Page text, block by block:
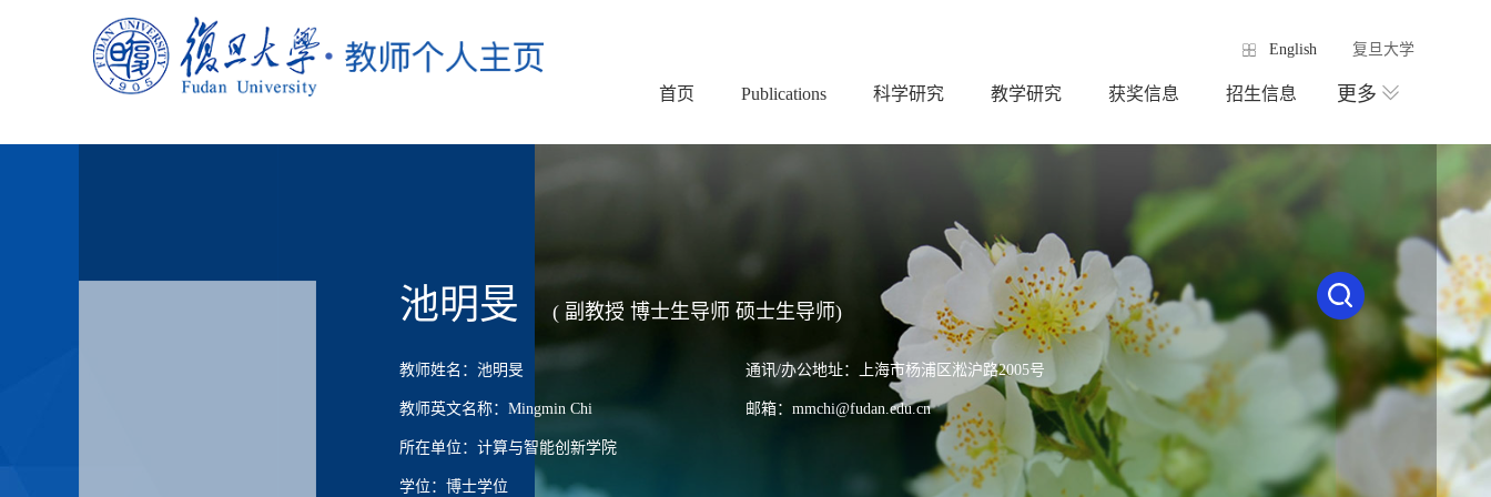
English 复旦大学
首页 Publications 科学研究 教学研究 获奖信息 招生信息 更多
池明旻 ( 副教授 博士生导师 硕士生导师)
教师姓名：池明旻
教师英文名称：Mingmin Chi
所在单位：计算与智能创新学院
学位：博士学位
通讯/办公地址：上海市杨浦区淞沪路2005号
邮箱：mmchi@fudan.edu.cn